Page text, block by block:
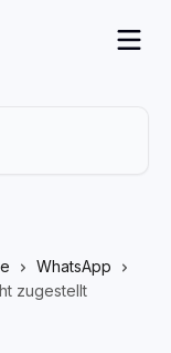
WhatsApp
zugestellt